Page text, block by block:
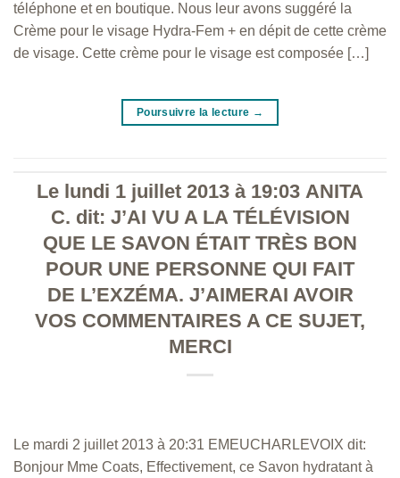
téléphone et en boutique. Nous leur avons suggéré la
Crème pour le visage Hydra-Fem + en dépit de cette crème
de visage. Cette crème pour le visage est composée […]
Poursuivre la lecture →
Le lundi 1 juillet 2013 à 19:03 ANITA
C. dit: J’AI VU A LA TÉLÉVISION
QUE LE SAVON ÉTAIT TRÈS BON
POUR UNE PERSONNE QUI FAIT
DE L’EXZÉMA. J’AIMERAI AVOIR
VOS COMMENTAIRES A CE SUJET,
MERCI
Le mardi 2 juillet 2013 à 20:31 EMEUCHARLEVOIX dit:
Bonjour Mme Coats, Effectivement, ce Savon hydratant à